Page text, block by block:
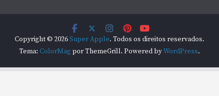
Copyright © 2026Super Apple. Todos os direitos reservados.
Tema: ColorMag por ThemeGrill. Powered byWordPress.